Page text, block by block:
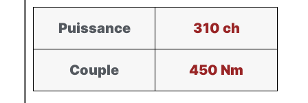
Puissance 310 ch
Couple 450 Nm